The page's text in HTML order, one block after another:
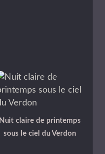
Nuit claire de printemps
sous le ciel du Verdon